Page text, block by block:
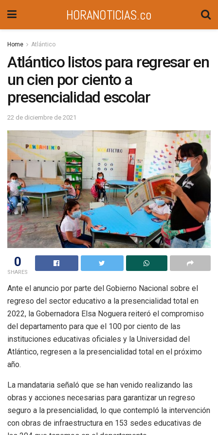
HORANOTICIAS.co
Home Atlántico
Atlántico listos para regresar en
un cien por ciento a
presencialidad escolar
22 de diciembre de 2021
0
SHARES
Ante el anuncio por parte del Gobierno Nacional sobre el
regreso del sector educativo a la presencialidad total en
2022, la Gobernadora Elsa Noguera reiteró el compromiso
del departamento para que el 100 por ciento de las
instituciones educativas oficiales y la Universidad del
Atlántico, regresen a la presencialidad total en el próximo
año.
La mandataria señaló que se han venido realizando las
obras y acciones necesarias para garantizar un regreso
seguro a la presencialidad, lo que contempló la intervención
con obras de infraestructura en 153 sedes educativas de